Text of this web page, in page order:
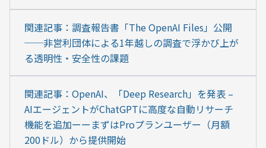
関連記事：調査報告書「The OpenAI Files」公開
──非営利団体による1年越しの調査で浮かび上が
る透明性・安全性の課題
関連記事：OpenAI、「Deep Research」を発表 –
AIエージェントがChatGPTに高度な自動リサーチ
機能を追加ーーまずはProプランユーザー（月額
200ドル）から提供開始